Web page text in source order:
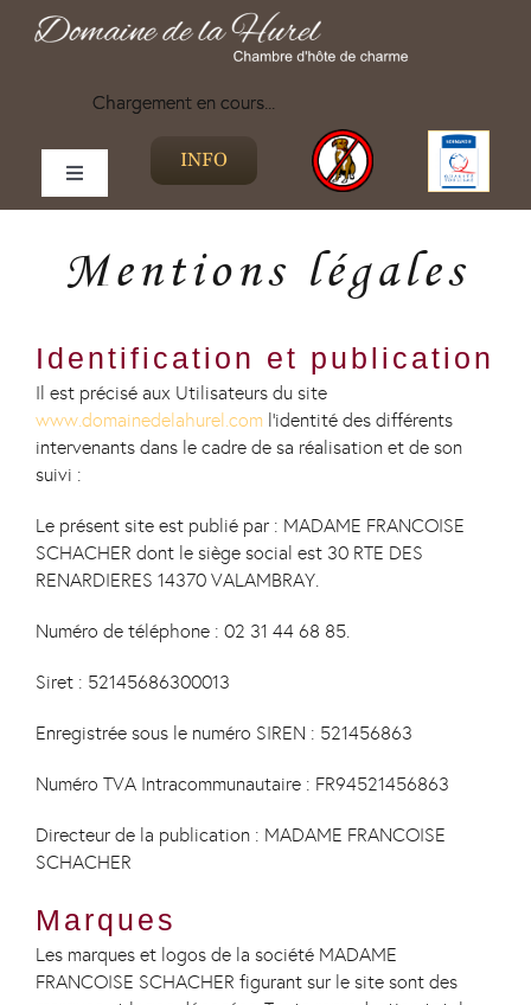
Chargement en cours...
Toggle
Navigation
Home
Our rooms
Gallery
GOLDEN BOOK
Contact
Access plan
INFO
Mentions légales
Identification et publication
Il est précisé aux Utilisateurs du site
www.domainedelahurel.com l’identité des différents
intervenants dans le cadre de sa réalisation et de son
suivi :
Le présent site est publié par : MADAME FRANCOISE
SCHACHER dont le siège social est 30 RTE DES
RENARDIERES 14370 VALAMBRAY.
Numéro de téléphone : 02 31 44 68 85.
Siret : 52145686300013
Enregistrée sous le numéro SIREN : 521456863
Numéro TVA Intracommunautaire : FR94521456863
Directeur de la publication : MADAME FRANCOISE
SCHACHER
Marques
Les marques et logos de la société MADAME
FRANCOISE SCHACHER figurant sur le site sont des